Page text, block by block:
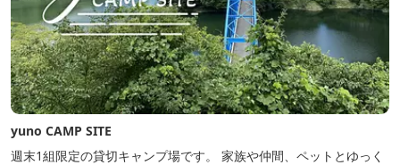
yuno CAMP SITE
週末1組限定の貸切キャンプ場です。 家族や仲間、ペットとゆっく